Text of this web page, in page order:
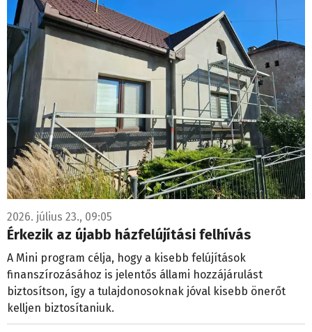
2026. július 23., 09:05
Érkezik az újabb házfelújítási felhívás
A Mini program célja, hogy a kisebb felújítások
finanszírozásához is jelentős állami hozzájárulást
biztosítson, így a tulajdonosoknak jóval kisebb önerőt
kelljen biztosítaniuk.